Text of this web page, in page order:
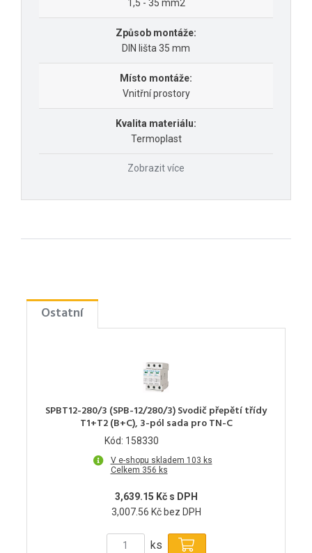
1,5 - 35 mm2
Způsob montáže:
DIN lišta 35 mm
Místo montáže:
Vnitřní prostory
Kvalita materiálu:
Termoplast
Zobrazit více
Ostatní
SPBT12-280/3 (SPB-12/280/3) Svodič přepětí třídy
T1+T2 (B+C), 3-pól sada pro TN-C
Kód: 158330
V e-shopu skladem 103 ks
Celkem 356 ks
3,639.15 Kč s DPH
3,007.56 Kč bez DPH
ks